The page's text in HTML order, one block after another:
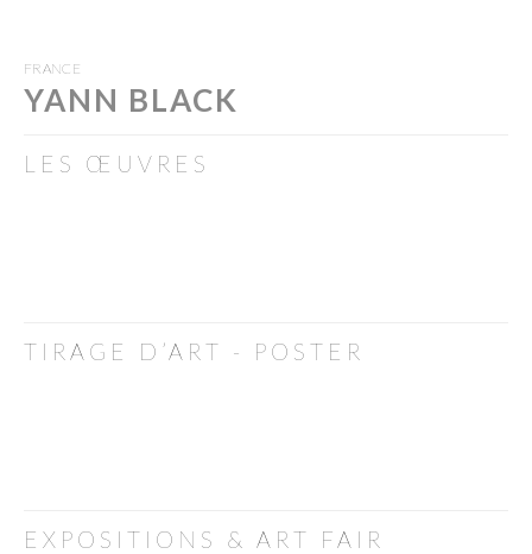
FRANCE
YANN BLACK
LES ŒUVRES
TIRAGE D’ART - POSTER
EXPOSITIONS & ART FAIR